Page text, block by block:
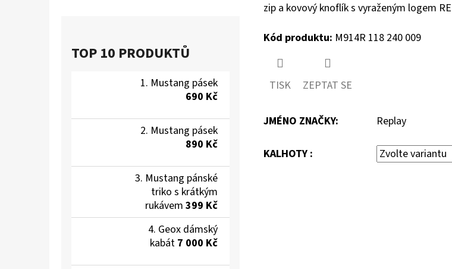
TOP 10 PRODUKTŮ
Mustang pásek
690 Kč
Mustang pásek
890 Kč
Mustang pánské
triko s krátkým
rukávem 399 Kč
Geox dámský
kabát 7 000 Kč
zip a kovový knoflík s vyraženým logem
Kód produktu: M914R 118 240 009
TISK ZEPTAT SE
JMÉNO ZNAČKY: Replay
KALHOTY :